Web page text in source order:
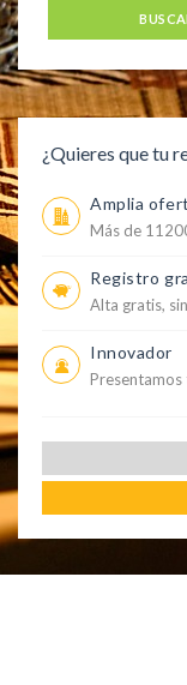
¿Quieres que tu
Amplia
Más de
Registro
Alta gratis,
Innovador